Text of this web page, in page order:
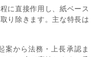
に直接作用し、紙ベース
り除きます。主な特長は
案から法務・上長承認ま